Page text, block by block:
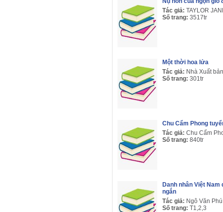
Tác giả: TAYLOR
Số trang: 3517tr
Một thời hoa lửa
Tác giả: Nhà Xuất
Số trang: 301tr
Chu Cẩm Phong
Tác giả: Chu Cẩm
Số trang: 840tr
Danh nhân Việt
ngắn
Tác giả: Ngô Văn Phú
Số trang: T1,2,3